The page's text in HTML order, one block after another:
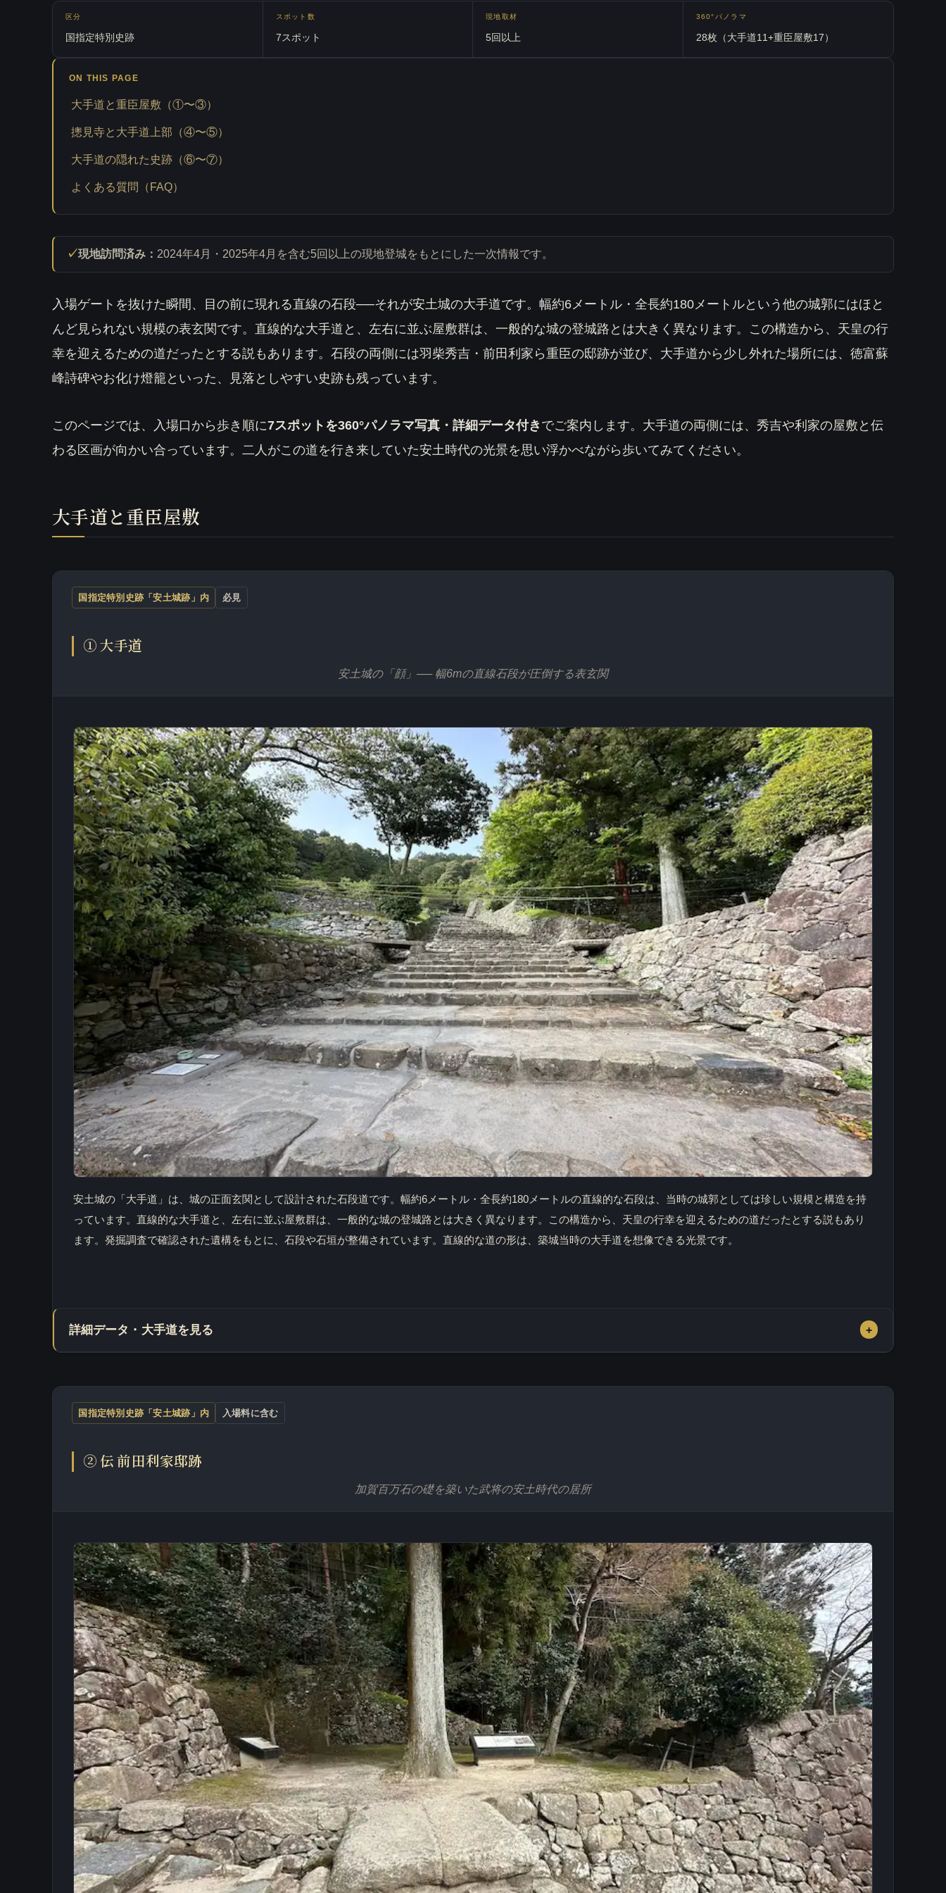
区分
国指定特別史跡
スポット数
7スポット
現地取材
5回以上
360°パノラマ
28枚（大手道11+重臣屋敷17）
ON THIS PAGE
大手道と重臣屋敷（①〜③）
摠見寺と大手道上部（④〜⑤）
大手道の隠れた史跡（⑥〜⑦）
よくある質問（FAQ）
現地訪問済み： 2024年4月・2025年4月を含む5回以上の現地登城をもとにした一次情報です。
入場ゲートを抜けた瞬間、目の前に現れる直線の石段──それが安土城の大手道です。幅約6メートル・全長約180メートルという他の城郭にはほと
んど見られない規模の表玄関です。直線的な大手道と、左右に並ぶ屋敷群は、一般的な城の登城路とは大きく異なります。この構造から、天皇の行
幸を迎えるための道だったとする説もあります。石段の両側には羽柴秀吉・前田利家ら重臣の邸跡が並び、大手道から少し外れた場所には、徳富蘇
峰詩碑やお化け燈籠といった、見落としやすい史跡も残っています。
このページでは、入場口から歩き順に7スポットを360°パノラマ写真・詳細データ付き でご案内します。大手道の両側には、秀吉や利家の屋敷と伝
わる区画が向かい合っています。二人がこの道を行き来していた安土時代の光景を思い浮かべながら歩いてみてください。
大手道と重臣屋敷
国指定特別史跡「安土城跡」内 必見
① 大手道
安土城の「顔」── 幅6mの直線石段が圧倒する表玄関
安土城の「大手道」は、城の正面玄関として設計された石段道です。幅約6メートル・全長約180メートルの直線的な石段は、当時の城郭としては珍しい規模と構造を持
っています。直線的な大手道と、左右に並ぶ屋敷群は、一般的な城の登城路とは大きく異なります。この構造から、天皇の行幸を迎えるための道だったとする説もあり
ます。発掘調査で確認された遺構をもとに、石段や石垣が整備されています。直線的な道の形は、築城当時の大手道を想像できる光景です。
詳細データ・大手道を見る
国指定特別史跡「安土城跡」内 入場料に含む
② 伝 前田利家邸跡
加賀百万石の礎を築いた武将の安土時代の居所